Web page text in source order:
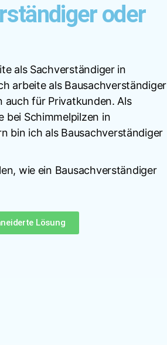
oder
als Sachverständiger in
arbeite als Bausachverständiger
für Privatkunden. Als
bei Schimmelpilzen in
bin ich als Bausachverständiger
wie ein Bausachverständiger
Lösung